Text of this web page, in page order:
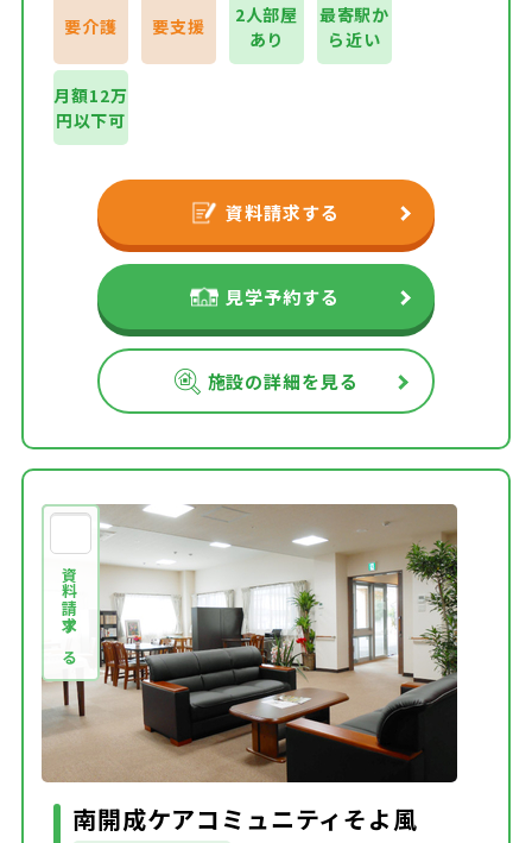
要介護 要支援
2人部屋
あり
最寄駅か
ら近い
月額12万
円以下可
資料請求する
見学予約する
施設の詳細を見る
資料請求する
南開成ケアコミュニティそよ風